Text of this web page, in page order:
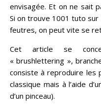
envisagée. Et on ne sait
Si on trouve 1001 tuto
feutres, on peut vite se
Cet article se
« brushlettering »,
consiste à reproduire les
classique mais à l’aide
d’un pinceau).